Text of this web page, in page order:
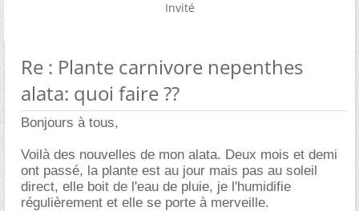
Invité
Re : Plante carnivore nepenthes
alata: quoi faire ??
Bonjours à tous,
Voilà des nouvelles de mon alata. Deux mois et demi
ont passé, la plante est au jour mais pas au soleil
direct, elle boit de l'eau de pluie, je l'humidifie
régulièrement et elle se porte à merveille.